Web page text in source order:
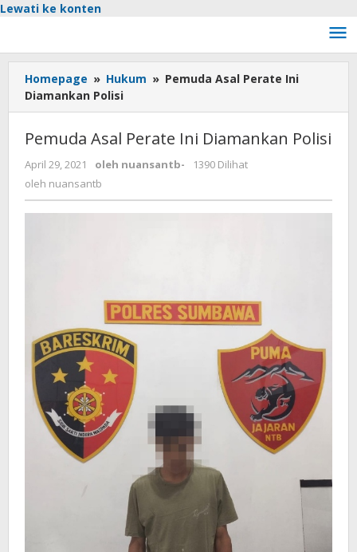
Lewati ke konten
Homepage » Hukum » Pemuda Asal Perate Ini
Diamankan Polisi
Pemuda Asal Perate Ini Diamankan Polisi
April 29, 2021 oleh nuansantb-
1390 Dilihat
oleh nuansantb